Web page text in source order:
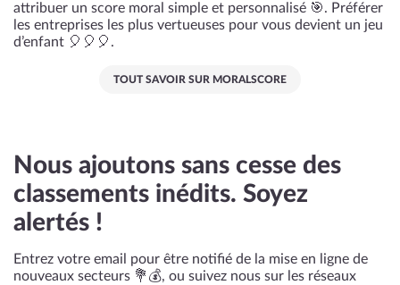
attribuer un score moral simple et personnalisé 🎯. Préférer
les entreprises les plus vertueuses pour vous devient un jeu
d’enfant 🎈🎈🎈.
TOUT SAVOIR SUR MORALSCORE
Nous ajoutons sans cesse des
classements inédits. Soyez
alertés !
Entrez votre email pour être notifié de la mise en ligne de
nouveaux secteurs 💐💰, ou suivez nous sur les réseaux